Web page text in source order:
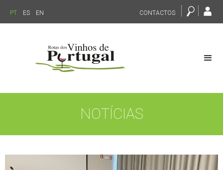
PT ES EN CONTACTOS
NOTÍCIAS